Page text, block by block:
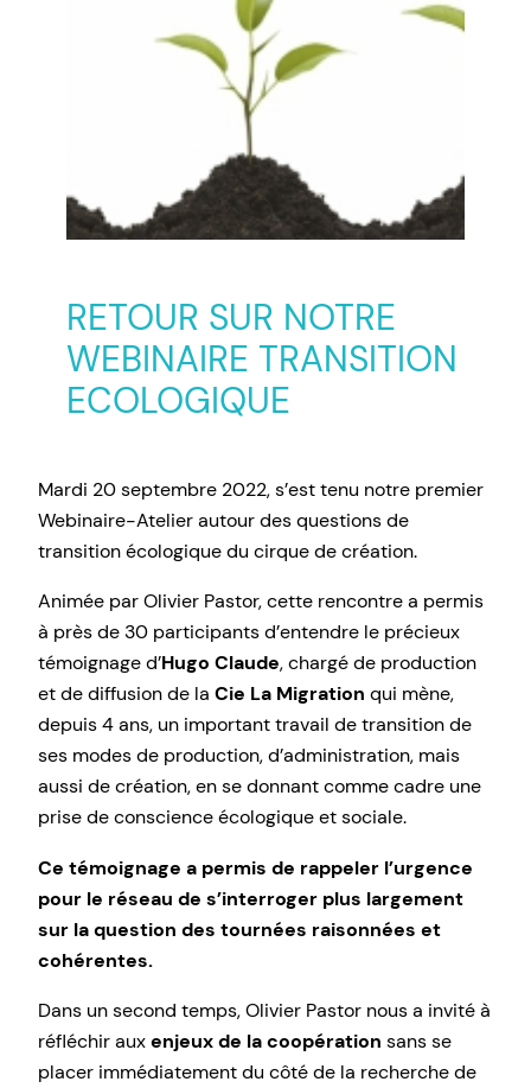
RETOUR SUR NOTRE
WEBINAIRE TRANSITION
ECOLOGIQUE
Mardi 20 septembre 2022, s’est tenu notre premier
Webinaire-Atelier autour des questions de
transition écologique du cirque de création.
Animée par Olivier Pastor, cette rencontre a permis
à près de 30 participants d’entendre le précieux
témoignage d’Hugo Claude, chargé de production
et de diffusion de la Cie La Migration qui mène,
depuis 4 ans, un important travail de transition de
ses modes de production, d’administration, mais
aussi de création, en se donnant comme cadre une
prise de conscience écologique et sociale.
Ce témoignage a permis de rappeler l’urgence
pour le réseau de s’interroger plus largement
sur la question des tournées raisonnées et
cohérentes.
Dans un second temps, Olivier Pastor nous a invité à
réfléchir auxenjeux de la coopération sans se
placer immédiatement du côté de la recherche de